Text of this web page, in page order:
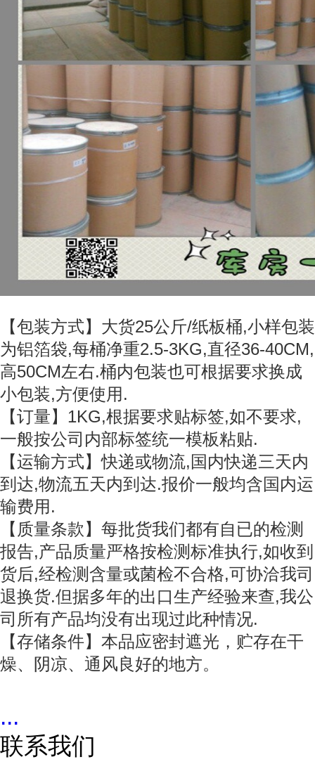
【包装方式】大货25公斤/纸板桶,小样包装
为铝箔袋,每桶净重2.5-3KG,直径36-40CM,
高50CM左右.桶内包装也可根据要求换成
小包装,方便使用.
【订量】1KG,根据要求贴标签,如不要求,
一般按公司内部标签统一模板粘贴.
【运输方式】快递或物流,国内快递三天内
到达,物流五天内到达.报价一般均含国内运
输费用.
【质量条款】每批货我们都有自已的检测
报告,产品质量严格按检测标准执行,如收到
货后,经检测含量或菌检不合格,可协洽我司
退换货.但据多年的出口生产经验来查,我公
司所有产品均没有出现过此种情况.
【存储条件】本品应密封遮光，贮存在干
燥、阴凉、通风良好的地方。
...
联系我们